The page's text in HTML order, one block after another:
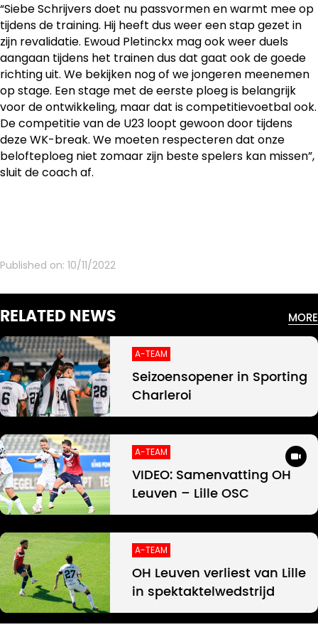
“Siebe Schrijvers doet nu passvormen en warmt mee op
tijdens de training. Hij heeft dus weer een stap gezet in
zijn revalidatie. Ewoud Pletinckx mag ook weer duels
aangaan tijdens het trainen dus dat gaat ook de goede
richting uit. We bekijken nog of we jongeren meenemen
op stage. Een stage met de eerste ploeg is belangrijk
voor de ontwikkeling, maar dat is competitievoetbal ook.
De competitie van de U23 loopt gewoon door tijdens
deze WK-break. We moeten respecteren dat onze
belofteploeg niet zomaar zijn beste spelers kan missen”,
sluit de coach af.
Published on: 10/11/2022
RELATED NEWS MORE
A-TEAM
Seizoensopener in Sporting
Charleroi
A-TEAM
VIDEO: Samenvatting OH
Leuven – Lille OSC
A-TEAM
OH Leuven verliest van Lille
in spektaktelwedstrijd